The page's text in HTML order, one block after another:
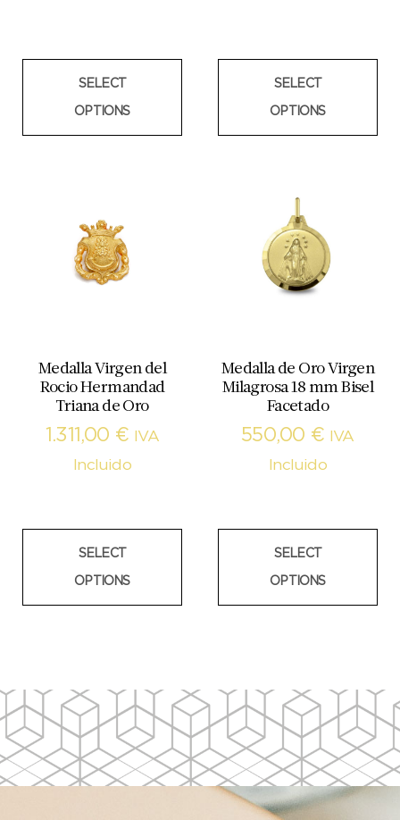
SELECT
OPTIONS
SELECT
OPTIONS
Medalla Virgen del
Rocio Hermandad
Triana de Oro
1.311,00 €
IVA
Incluido
SELECT
OPTIONS
Medalla de Oro Virgen
Milagrosa 18 mm Bisel
Facetado
550,00 €
IVA
Incluido
SELECT
OPTIONS